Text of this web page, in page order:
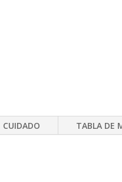
CUIDADO TABLA DE